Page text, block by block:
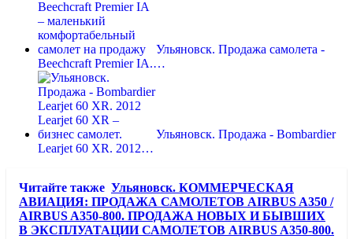
Ульяновск. Продажа самолета -
Beechcraft Premier IA.…
Ульяновск. Продажа - Bombardier
Learjet 60 XR. 2012…
Читайте также Ульяновск. КОММЕРЧЕСКАЯ
АВИАЦИЯ: ПРОДАЖА САМОЛЕТОВ AIRBUS A350 /
AIRBUS A350-800. ПРОДАЖА НОВЫХ И БЫВШИХ
В ЭКСПЛУАТАЦИИ САМОЛЕТОВ AIRBUS A350-800.